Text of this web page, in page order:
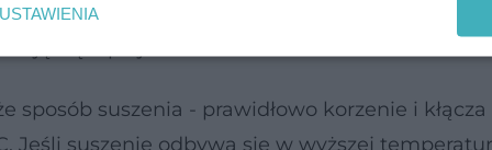
(choć te ostatnie są bardzo nietrwałe i
się lepiej w alkoholu niż w wodzie.
suszenia - prawidłowo korzenie i kłącza
Jeśli suszenie odbywa się w wyższej
USTAWIENIA